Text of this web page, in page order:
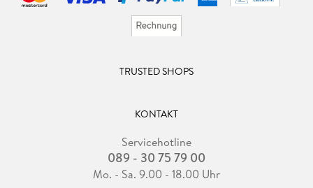
TRUSTED SHOPS
KONTAKT
Servicehotline
089 - 30 75 79 00
Mo. - Sa. 9.00 - 18.00 Uhr